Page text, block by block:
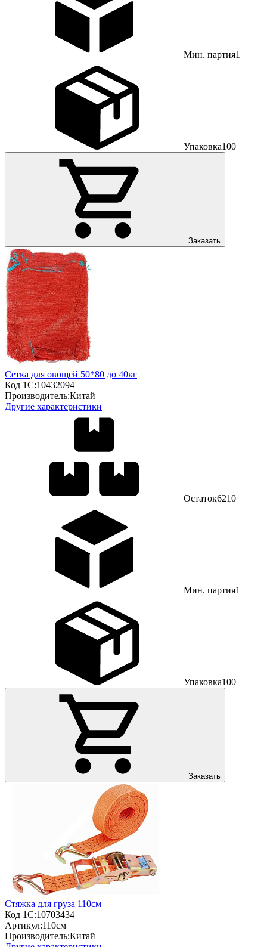
Мин. партия1
Упаковка100
Заказать
Сетка для овощей 50*80 до 40кг
Код 1С:10432094
Производитель:Китай
Другие характеристики
Остаток6210
Мин. партия1
Упаковка100
Заказать
Стяжка для груза 110см
Код 1С:10703434
Артикул:110см
Производитель:Китай